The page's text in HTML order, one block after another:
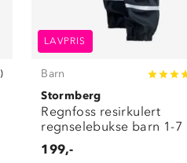
)
LAVPRIS
Barn
Stormberg
Regnfoss resirkulert
regnselebukse barn 1-7
199,-